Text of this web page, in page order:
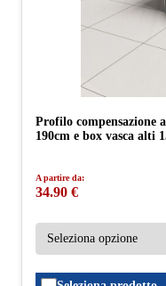
Profilo compensazione
190cm e box vasca alti
A partire da:
34.90 €